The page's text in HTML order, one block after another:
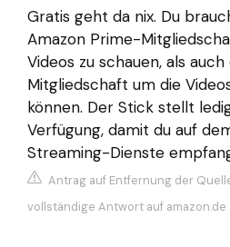
Gratis geht da nix. Du
Amazon Prime-
Videos zu schauen, als
Mitgliedschaft um die
können. Der Stick stellt
Verfügung, damit du auf
Streaming-Dienste
Antrag auf Entfernung der
vollständige Antwort auf amazon.de